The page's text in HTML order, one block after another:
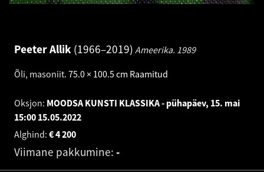
Peeter Allik 1966–2019 Ameerika. 1989
Õli, masoniit. 75.0 × 100.5 cm Raamitud
Oksjon: MOODSA KUNSTI KLASSIKA - pühapäev, 15. mai
15:00 15.05.2022
Alghind:
4 200
€
Viimane pakkumine: -